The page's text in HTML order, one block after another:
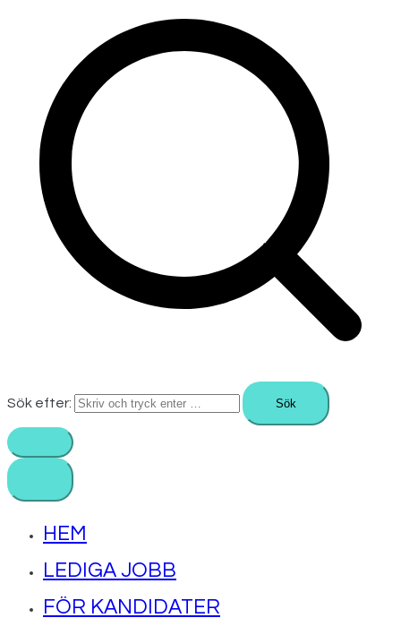
Sök efter:
HEM
LEDIGA JOBB
FÖR KANDIDATER